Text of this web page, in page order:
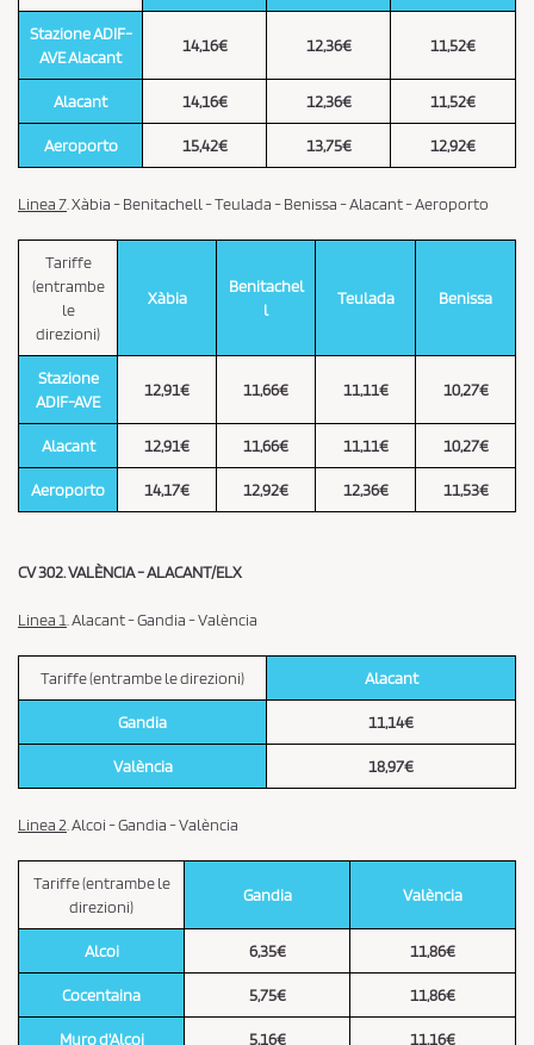
Stazione ADIF-
AVE Alacant
14,16€ 12,36€ 11,52€
Alacant 14,16€ 12,36€ 11,52€
Aeroporto 15,42€ 13,75€ 12,92€
Linea 7 Xàbia - Benitachell - Teulada - Benissa - Alacant - Aeroporto
Tariffe
(entrambe
le
direzioni)
Xàbia
Benitachel
l
Teulada Benissa
Stazione
ADIF-AVE
12,91€ 11,66€ 11,11€ 10,27€
Alacant 12,91€ 11,66€ 11,11€ 10,27€
Aeroporto 14,17€ 12,92€ 12,36€ 11,53€
CV 302. VALÈNCIA - ALACANT/ELX
Linea 1 . Alacant - Gandia - València
Tariffe (entrambe le direzioni) Alacant
Gandia 11,14€
València 18,97€
Linea 2 . Alcoi - Gandia - València
Tariffe (entrambe le
direzioni)
Gandia València
Alcoi 6,35€ 11,86€
Cocentaina 5,75€ 11,86€
Muro d'Alcoi 5,16€ 11,16€